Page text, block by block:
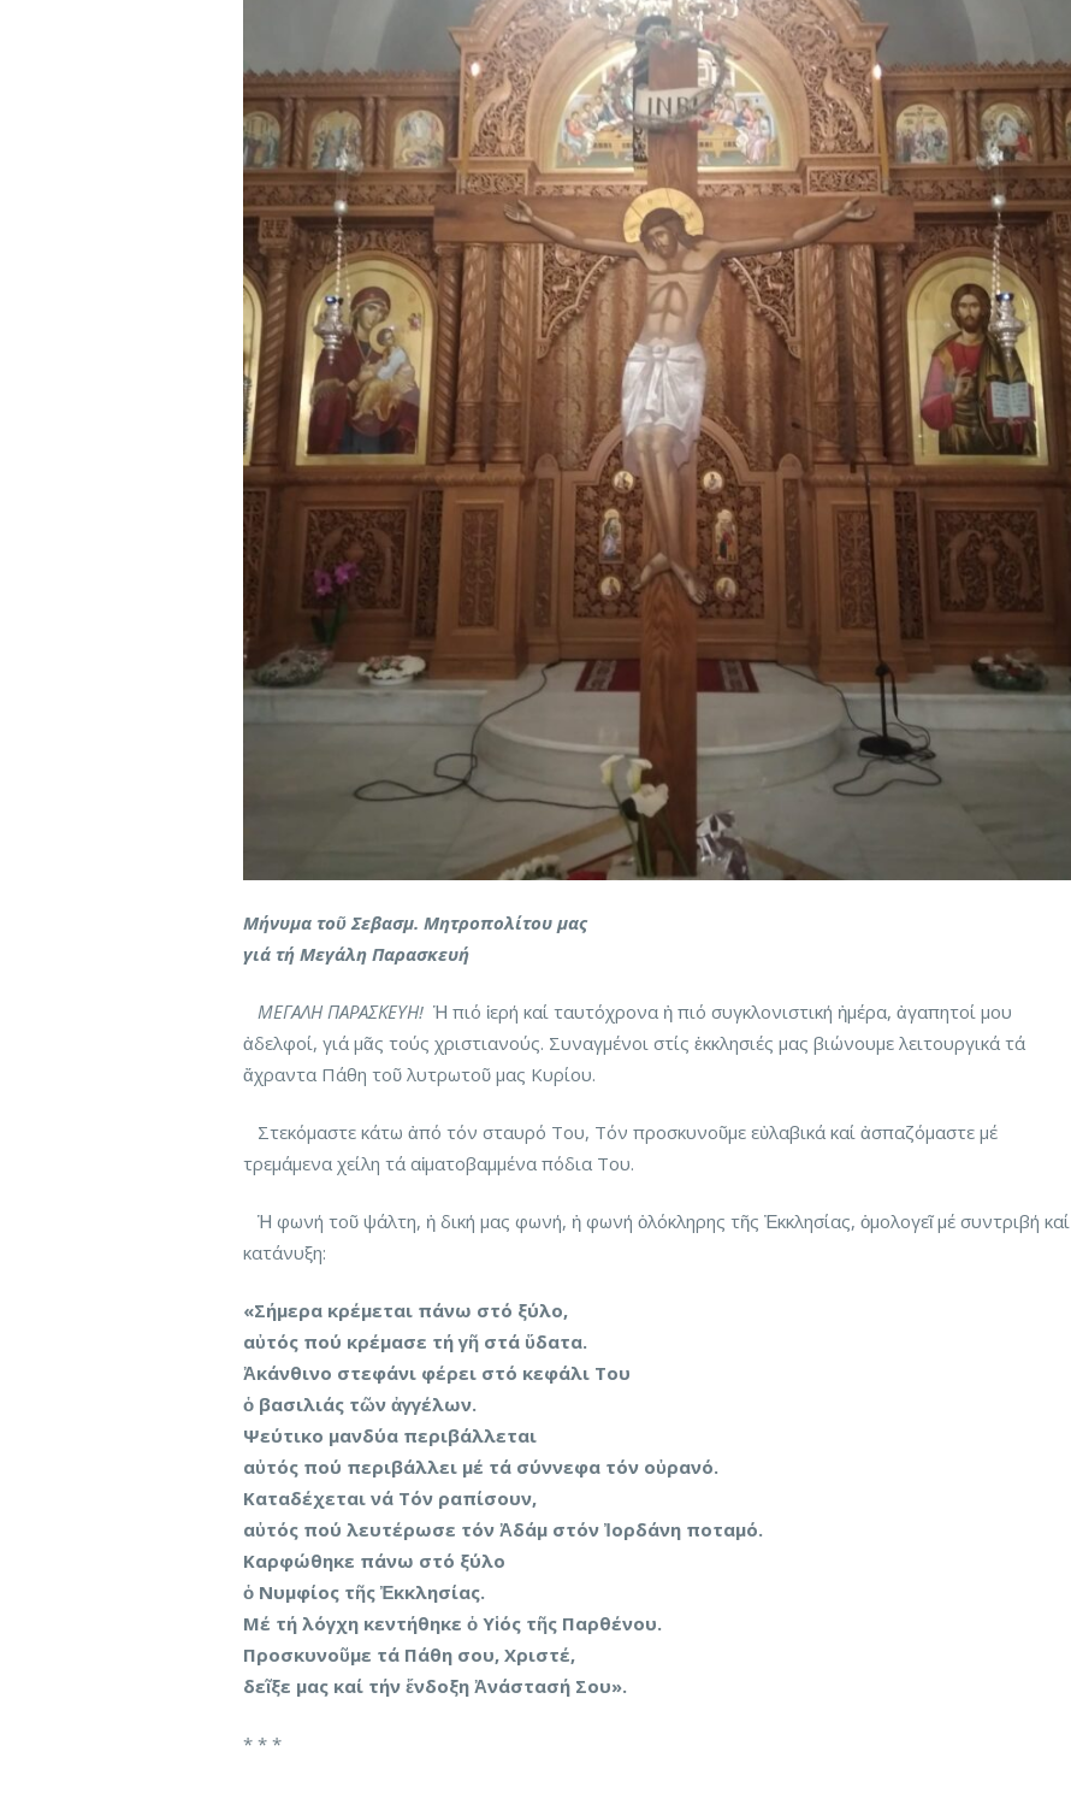
Mήνυμα τοῦ Σεβασμ. Μητροπολίτου μας
γιά τή Μεγάλη Παρασκευή
ΜΕΓΑΛΗ ΠΑΡΑΣΚΕΥΗ! Ἡ πιό ἱερή καί ταυτόχρονα ἡ πιό συγκλονιστική ἡμέρα, ἀγαπητοί μου
ἀδελφοί, γιά μᾶς τούς χριστιανούς. Συναγμένοι στίς ἐκκλησιές μας βιώνουμε λειτουργικά τά
ἄχραντα Πάθη τοῦ λυτρωτοῦ μας Κυρίου.
Στεκόμαστε κάτω ἀπό τόν σταυρό Του, Τόν προσκυνοῦμε εὐλαβικά καί ἀσπαζόμαστε μέ
τρεμάμενα χείλη τά αἱματοβαμμένα πόδια Του.
Ἡ φωνή τοῦ ψάλτη, ἡ δική μας φωνή, ἡ φωνή ὁλόκληρης τῆς Ἐκκλησίας, ὁμολογεῖ μέ συντριβή καί
κατάνυξη:
«Σήμερα κρέμεται πάνω στό ξύλο,
αὐτός πού κρέμασε τή γῆ στά ὕδατα.
Ἀκάνθινο στεφάνι φέρει στό κεφάλι Του
ὁ βασιλιάς τῶν ἀγγέλων.
Ψεύτικο μανδύα περιβάλλεται
αὐτός πού περιβάλλει μέ τά σύννεφα τόν οὐρανό.
Καταδέχεται νά Τόν ραπίσουν,
αὐτός πού λευτέρωσε τόν Ἀδάμ στόν Ἰορδάνη ποταμό.
Καρφώθηκε πάνω στό ξύλο
ὁ Νυμφίος τῆς Ἐκκλησίας.
Μέ τή λόγχη κεντήθηκε ὁ Υἱός τῆς Παρθένου.
Προσκυνοῦμε τά Πάθη σου, Χριστέ,
δεῖξε μας καί τήν ἔνδοξη Ἀνάστασή Σου».
* * *